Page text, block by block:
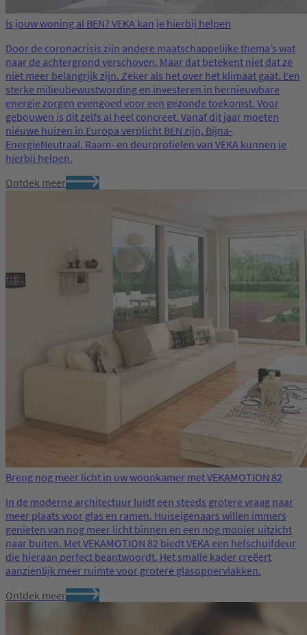
Is jouw woning al BEN? VEKA kan je hierbij helpen
Door de coronacrisis zijn andere maatschappelijke thema’s wat
naar de achtergrond verschoven. Maar dat betekent niet dat ze
niet meer belangrijk zijn. Zeker als het over het klimaat gaat. Een
sterke milieubewustwording en investeren in hernieuwbare
energie zorgen evengoed voor een gezonde toekomst. Voor
gebouwen is dit zelfs al heel concreet. Vanaf dit jaar moeten
nieuwe huizen in Europa verplicht BEN zijn, Bijna-
EnergieNeutraal. Raam- en deurprofielen van VEKA kunnen je
hierbij helpen.
Ontdek meer
Breng nog meer licht in uw woonkamer met VEKAMOTION 82
In de moderne architectuur luidt een steeds grotere vraag naar
meer plaats voor glas en ramen. Huiseigenaars willen immers
genieten van nog meer licht binnen en een nog mooier uitzicht
naar buiten. Met VEKAMOTION 82 biedt VEKA een hefschuifdeur
die hieraan perfect beantwoordt. Het smalle kader creëert
aanzienlijk meer ruimte voor grotere glasoppervlakken.
Ontdek meer